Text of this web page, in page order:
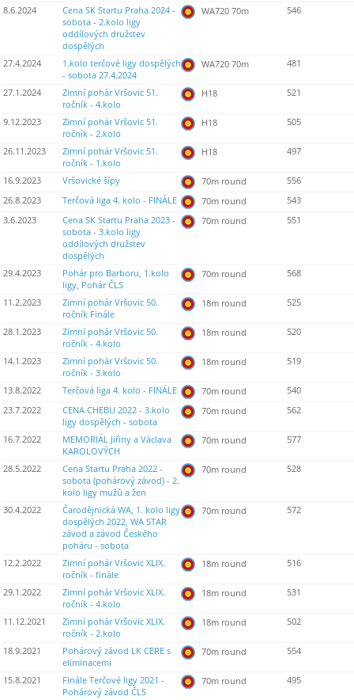
8.6.2024
Cena SK Startu Praha 2024 -
sobota - 2.kolo ligy
oddílových družstev
dospělých
WA720 70m 546
27.4.2024
1.kolo terčové ligy dospělých
- sobota 27.4.2024
WA720 70m 481
27.1.2024
Zimní pohár Vršovic 51.
ročník - 4.kolo
H18 521
9.12.2023
Zimní pohár Vršovic 51.
ročník - 2.kolo
H18 505
26.11.2023
Zimní pohár Vršovic 51.
ročník - 1.kolo
H18 497
16.9.2023 Vršovické šípy 70m round
556
26.8.2023
Terčová liga 4. kolo - FINÁLE 70m round
543
3.6.2023
Cena SK Startu Praha 2023 -
sobota - 3.kolo ligy
oddílových družstev
dospělých
70m round 551
29.4.2023
Pohár pro Barboru, 1.kolo
ligy, Pohár ČLS
70m round 568
11.2.2023
Zimní pohár Vršovic 50.
ročník Finále
18m round 525
28.1.2023
Zimní pohár Vršovic 50.
ročník - 4.kolo
18m round 520
14.1.2023
Zimní pohár Vršovic 50.
ročník - 3.kolo
18m round 519
13.8.2022 Terčová liga 4. kolo - FINÁLE 70m round
540
23.7.2022
CENA CHEBU 2022 - 3.kolo
ligy dospělých - sobota
70m round 562
16.7.2022
MEMORIÁL Jiřiny a Václava
KAROLOVÝCH
70m round 577
28.5.2022
Cena Startu Praha 2022 -
sobota (pohárový závod) - 2.
kolo ligy mužů a žen
70m round 528
30.4.2022
Čarodějnická WA, 1. kolo ligy
dospělých 2022, WA STAR
závod a závod Českého
poháru - sobota
70m round 572
12.2.2022
Zimní pohár Vršovic XLIX.
ročník - finále
18m round 516
29.1.2022
Zimní pohár Vršovic XLIX.
ročník - 4.kolo
18m round 531
11.12.2021
Zimní pohár Vršovic XLIX.
ročník - 2.kolo
18m round 502
18.9.2021
Pohárový závod LK CERE s
eliminacemi
70m round 554
15.8.2021
Finále Terčové ligy 2021 -
Pohárový závod ČLS
70m round 495